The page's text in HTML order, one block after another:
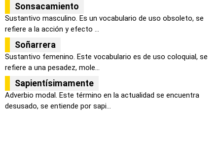
Sonsacamiento
Sustantivo masculino. Es un vocabulario de uso obsoleto, se
refiere a la acción y efecto ...
Soñarrera
Sustantivo femenino. Este vocabulario es de uso coloquial, se
refiere a una pesadez, mole...
Sapientísimamente
Adverbio modal. Este término en la actualidad se encuentra
desusado, se entiende por sapi...